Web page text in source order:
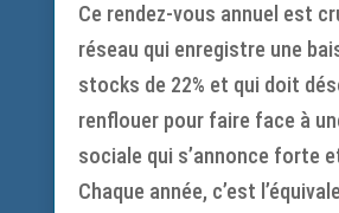
Ce rendez-vous annuel est
réseau qui enregistre une
stocks de 22% et qui doit
renflouer pour faire face à
sociale qui s’annonce forte
Chaque année, c’est